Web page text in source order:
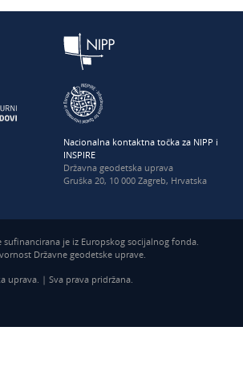
Nacionalna kontaktna točka za NIPP i
INSPIRE
Državna geodetska uprava
Gruška 20, 10 000 Zagreb, Hrvatska
sufinancirana je iz Europskog socijalnog fonda.
Državne geodetske uprave.
uprava. | Sva prava pridržana.